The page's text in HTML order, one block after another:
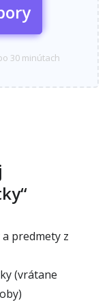
30 minútach
predmety z
(vrátane